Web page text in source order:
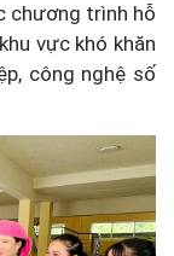
chương trình hỗ
vực khó khăn
công nghệ số